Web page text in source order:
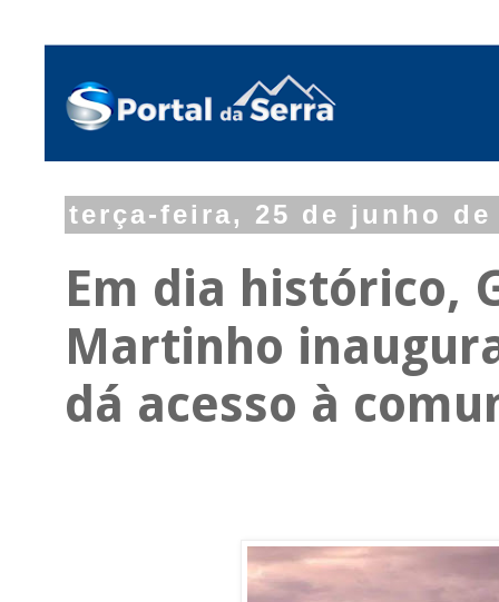
terça-feira, 25 de junho de
Em dia histórico,
Martinho
dá acesso à